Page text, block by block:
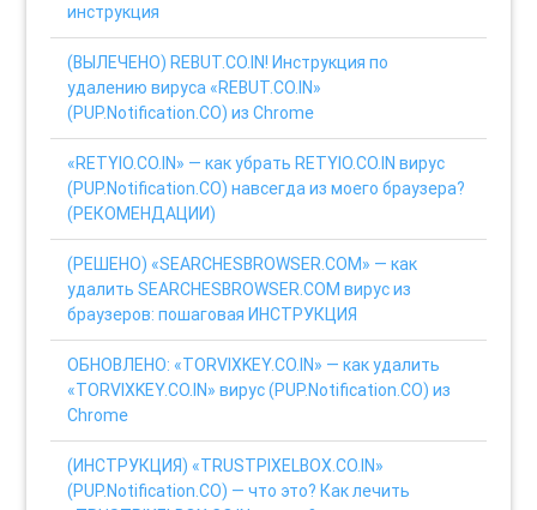
инструкция
(ВЫЛЕЧЕНО) REBUT.CO.IN! Инструкция по
удалению вируса «REBUT.CO.IN»
(PUP.Notification.CO) из Chrome
«RETYIO.CO.IN» — как убрать RETYIO.CO.IN вирус
(PUP.Notification.CO) навсегда из моего браузера?
(РЕКОМЕНДАЦИИ)
(РЕШЕНО) «SEARCHESBROWSER.COM» — как
удалить SEARCHESBROWSER.COM вирус из
браузеров: пошаговая ИНСТРУКЦИЯ
ОБНОВЛЕНО: «TORVIXKEY.CO.IN» — как удалить
«TORVIXKEY.CO.IN» вирус (PUP.Notification.CO) из
Chrome
(ИНСТРУКЦИЯ) «TRUSTPIXELBOX.CO.IN»
(PUP.Notification.CO) — что это? Как лечить